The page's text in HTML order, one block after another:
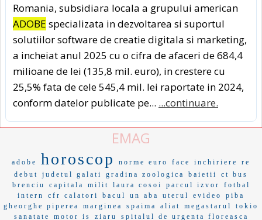
Romania, subsidiara locala a grupului american
ADOBE specializata in dezvoltarea si suportul
solutiilor software de creatie digitala si marketing,
a incheiat anul 2025 cu o cifra de afaceri de 684,4
milioane de lei (135,8 mil. euro), in crestere cu
25,5% fata de cele 545,4 mil. lei raportate in 2024,
conform datelor publicate pe... ...continuare.
EMAG
adobe horoscop norme euro face inchiriere
re
debut
judetul galati gradina zoologica baietii
ct bus
brenciu
capitala milit laura cosoi parcul izvor
fotbal
intern
cfr calatori bacul un aba uterul evideo
piba
gheorghe piperea
marginea spaima aliat megastarul
tokio
sanatate
motor is ziaru spitalul de urgenta floreasca